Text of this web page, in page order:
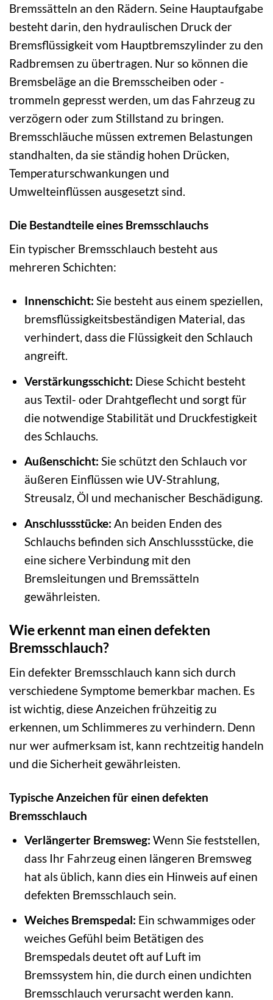
Bremssätteln an den Rädern. Seine Hauptaufgabe
besteht darin, den hydraulischen Druck der
Bremsflüssigkeit vom Hauptbremszylinder zu den
Radbremsen zu übertragen. Nur so können die
Bremsbeläge an die Bremsscheiben oder -
trommeln gepresst werden, um das Fahrzeug zu
verzögern oder zum Stillstand zu bringen.
Bremsschläuche müssen extremen Belastungen
standhalten, da sie ständig hohen Drücken,
Temperaturschwankungen und
Umwelteinflüssen ausgesetzt sind.
Die Bestandteile eines Bremsschlauchs
Ein typischer Bremsschlauch besteht aus
mehreren Schichten:
Innenschicht: Sie besteht aus einem speziellen,
bremsflüssigkeitsbeständigen Material, das
verhindert, dass die Flüssigkeit den Schlauch
angreift.
Verstärkungsschicht: Diese Schicht besteht
aus Textil- oder Drahtgeflecht und sorgt für
die notwendige Stabilität und Druckfestigkeit
des Schlauchs.
Außenschicht: Sie schützt den Schlauch vor
äußeren Einflüssen wie UV-Strahlung,
Streusalz, Öl und mechanischer Beschädigung.
Anschlussstücke: An beiden Enden des
Schlauchs befinden sich Anschlussstücke, die
eine sichere Verbindung mit den
Bremsleitungen und Bremssätteln
gewährleisten.
Wie erkennt man einen defekten
Bremsschlauch?
Ein defekter Bremsschlauch kann sich durch
verschiedene Symptome bemerkbar machen. Es
ist wichtig, diese Anzeichen frühzeitig zu
erkennen, um Schlimmeres zu verhindern. Denn
nur wer aufmerksam ist, kann rechtzeitig handeln
und die Sicherheit gewährleisten.
Typische Anzeichen für einen defekten
Bremsschlauch
Verlängerter Bremsweg: Wenn Sie feststellen,
dass Ihr Fahrzeug einen längeren Bremsweg
hat als üblich, kann dies ein Hinweis auf einen
defekten Bremsschlauch sein.
Weiches Bremspedal: Ein schwammiges oder
weiches Gefühl beim Betätigen des
Bremspedals deutet oft auf Luft im
Bremssystem hin, die durch einen undichten
Bremsschlauch verursacht werden kann.